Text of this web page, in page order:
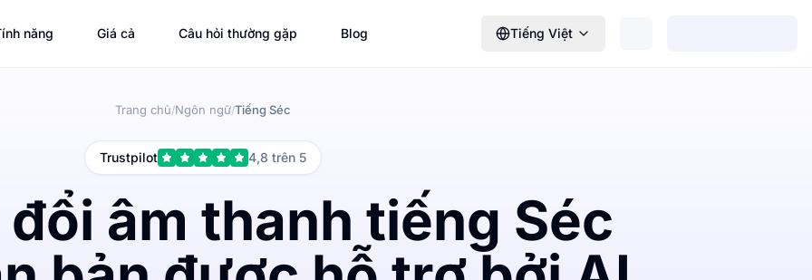
năng Giá cả Câu hỏi thường gặp Blog Tiếng Việt
Trang chủ/Ngôn ngữ/Tiếng Séc
Trustpilot 4,8 trên 5
âm thanh tiếng Séc